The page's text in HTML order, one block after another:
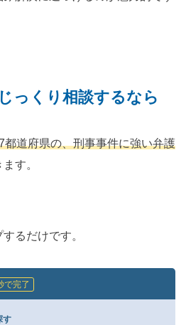
っくり相談するなら
都道府県の、刑事事件に強い弁護
す。
るだけです。
で完了
す